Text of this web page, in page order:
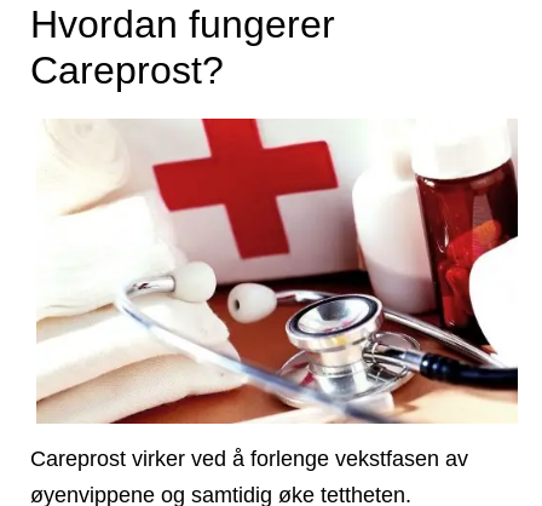
Hvordan fungerer
Careprost?
Careprost virker ved å forlenge vekstfasen av
øyenvippene og samtidig øke tettheten.